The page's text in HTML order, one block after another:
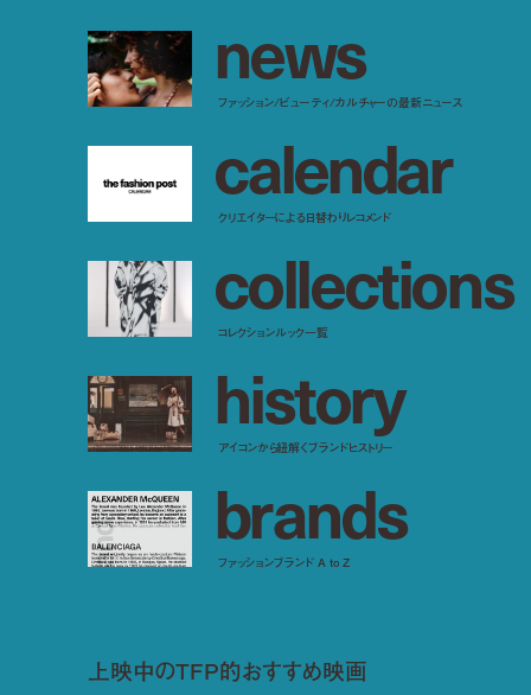
news
ファッション/ビューティ/カルチャーの最新ニュース
calendar
クリエイターによる日替わりレコメンド
collections
コレクションルック一覧
history
アイコンから紐解くブランドヒストリー
brands
ファッションブランド A to Z
上映中のTFP的おすすめ映画